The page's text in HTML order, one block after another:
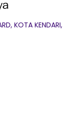
KOTA KENDARI,